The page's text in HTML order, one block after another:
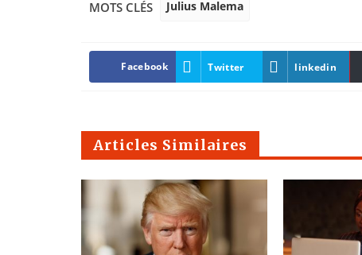
MOTS CLÉS Julius Malema
Facebook Twitter linkedin
Articles Similaires